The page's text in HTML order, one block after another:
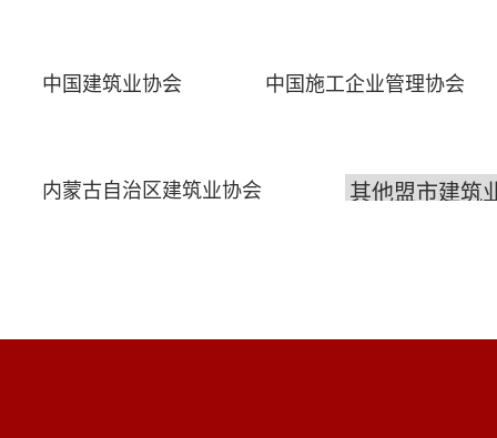
中国建筑业协会 中国施工企业管理协会
内蒙古自治区建筑业协会